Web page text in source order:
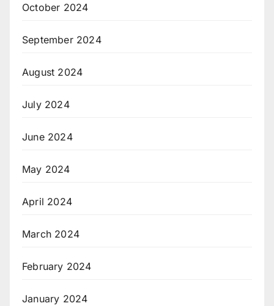
October 2024
September 2024
August 2024
July 2024
June 2024
May 2024
April 2024
March 2024
February 2024
January 2024